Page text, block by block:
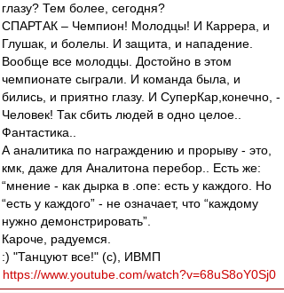
глазу? Тем более, сегодня?
СПАРТАК – Чемпион! Молодцы! И Каррера, и
Глушак, и болелы. И защита, и нападение.
Вообще все молодцы. Достойно в этом
чемпионате сыграли. И команда была, и
бились, и приятно глазу. И СуперКар,конечно, -
Человек! Так сбить людей в одно целое..
Фантастика..
А аналитика по награждению и прорыву - это,
кмк, даже для Аналитона перебор.. Есть же:
“мнение - как дырка в .опе: есть у каждого. Но
“есть у каждого” - не означает, что “каждому
нужно демонстрировать”.
Кароче, радуемся.
:) "Танцуют все!" (с), ИВМП
https://www.youtube.com/watch?v=68uS8oY0Sj0